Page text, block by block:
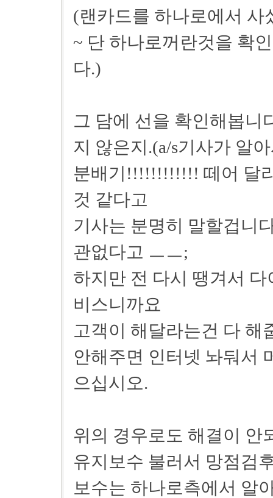
(랜카드를 하나로에서 사
~ 단 하나로꺼란것을 확
다.)
그 담에 선을 확인해봅니
지 않은지.(a/s기사가 알
분배기!!!!!!!!!!!! 떼어 달
것 같다고
기사는 분명히 말할겁니
관없다고 ㅡㅡ;
하지만 전 다시 땡겨서
비스니까요
고객이 해달라는건 다 해
안해주면 인터넷 놔둬서
으십시오.
위의 경우로도 해결이 안
유지보수 불러서 망점검
보수는 하나로측에서 알